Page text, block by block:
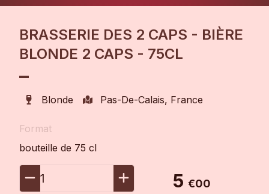
BRASSERIE DES 2 CAPS - BIÈRE
BLONDE 2 CAPS - 75CL
Blonde Pas-De-Calais, France
Format
bouteille de 75 cl
1 5€00